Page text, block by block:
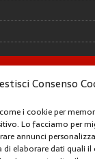
Consenso
i cookie per
Lo facciamo per
annunci
di elaborare dati quali